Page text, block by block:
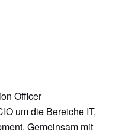
Officer
um die Bereiche IT,
Gemeinsam mit